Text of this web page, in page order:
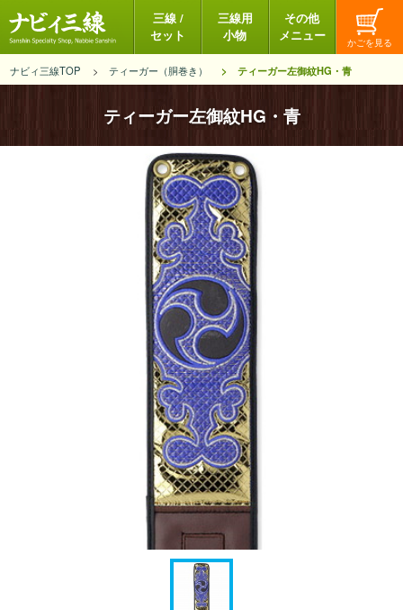
三線 /
セット
三線用
小物
その他
メニュー
ナビィ三線TOP ティーガー（胴巻き） ティーガー左御紋HG・青
ティーガー左御紋HG・青